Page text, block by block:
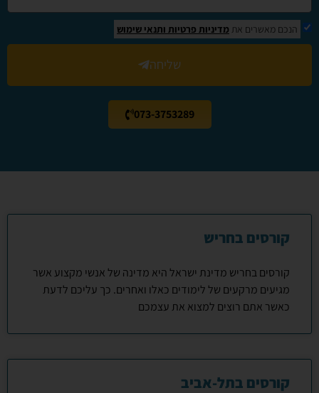
הנכם מאשרים את מדיניות פרטיות ותנאי שימוש
שליחה
073-3753289
קורסים בחריש
קורסים בחריש מדינת ישראל היא מדינה של אנשי מקצוע אשר
מגיעים מרקעים של לימודים כאלו ואחרים. כך עליכם לדעת
כאשר אתם רוצים למצוא את עצמכם
קורסים בתל-אביב